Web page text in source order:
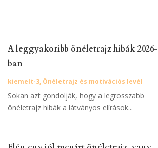
A leggyakoribb önéletrajz hibák 2026-
ban
kiemelt-3, Önéletrajz és motivációs levél
Sokan azt gondolják, hogy a legrosszabb
önéletrajz hibák a látványos elírások...